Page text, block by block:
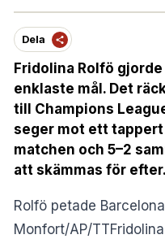
Dela
Fridolina Rolfö
enklaste mål. Det
till Champions
seger mot ett tappert
matchen och 5–2
att skämmas för
Rolfö petade
Monfort/AP/